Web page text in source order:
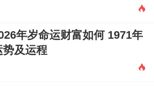
年岁命运财富如何 1971年
势及运程